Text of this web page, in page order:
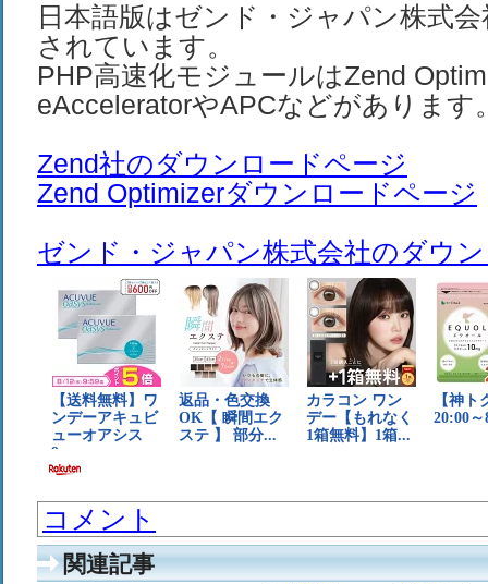
日本語版はゼンド・ジャパン株式
されています。
PHP高速化モジュールはZend
eAcceleratorやAPCなどがあります
Zend社のダウンロードページ
Zend Optimizerダウンロードページ
ゼンド・ジャパン株式会社のダウ
コメント
関連記事